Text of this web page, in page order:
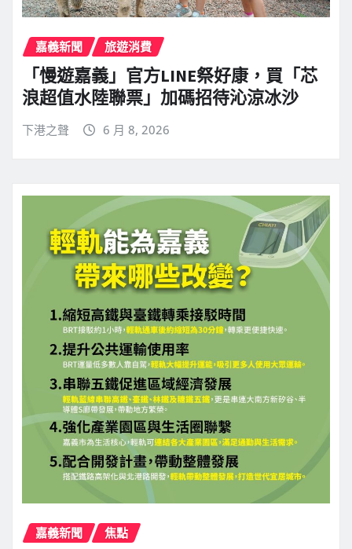
嘉義新聞 旅遊消費
「慢遊嘉義」官方LINE祭好康，買「芯
浪超值水陸聯票」加碼招待沁涼冰沙
下港之聲 6 月 8, 2026
嘉義新聞 焦點